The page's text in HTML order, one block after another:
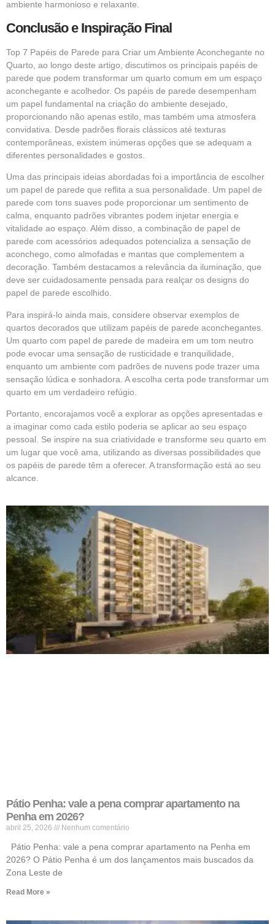
ambiente harmonioso e relaxante.
Conclusão e Inspiração Final
Top 7 Papéis de Parede para Criar um Ambiente Aconchegante no
Quarto, ao longo deste artigo, discutimos os principais papéis de
parede que podem transformar um quarto comum em um espaço
aconchegante e acolhedor. Os papéis de parede desempenham
um papel fundamental na criação do ambiente desejado,
proporcionando não apenas estilo, mas também uma atmosfera
convidativa. Desde padrões florais clássicos até texturas
contemporâneas, existem inúmeras opções que se adequam a
diferentes personalidades e gostos.
Uma das principais ideias abordadas foi a importância de escolher
um papel de parede que reflita a sua personalidade. Um papel de
parede com tons suaves pode proporcionar um sentimento de
calma, enquanto padrões vibrantes podem injetar energia e
vitalidade ao espaço. Além disso, a combinação de papel de
parede com acessórios adequados potencializa a sensação de
aconchego, como almofadas e mantas que complementem a
decoração. Também destacamos a relevância da iluminação, que
deve ser cuidadosamente pensada para realçar os designs do
papel de parede escolhido.
Para inspirá-lo ainda mais, considere observar exemplos de
quartos decorados que utilizam papéis de parede aconchegantes.
Um quarto com papel de parede de madeira em um tom neutro
pode evocar uma sensação de rusticidade e tranquilidade,
enquanto um ambiente com padrões de nuvens pode trazer uma
sensação lúdica e sonhadora. A escolha certa pode transformar um
quarto em um verdadeiro refúgio.
Portanto, encorajamos você a explorar as opções apresentadas e
a imaginar como cada estilo poderia se aplicar ao seu espaço
pessoal. Se inspire na sua criatividade e transforme seu quarto em
um lugar que você ama, utilizando as diversas possibilidades que
os papéis de parede têm a oferecer. A transformação está ao seu
alcance.
Pátio Penha: vale a pena comprar apartamento na
Penha em 2026?
abril 25, 2026 Nenhum comentário
Pátio Penha: vale a pena comprar apartamento na Penha em
2026? O Pátio Penha é um dos lançamentos mais buscados da
Zona Leste de
Read More »